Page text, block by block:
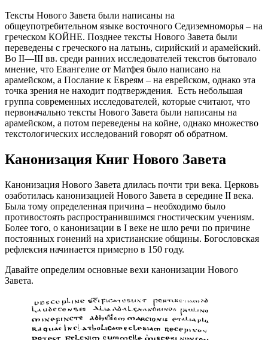
Тексты Нового Завета были написаны на
общеупотребительном языке восточного Седиземноморья – на
греческом КОЙНЕ. Позднее тексты Нового Завета были
переведены с греческого на латынь, сирийский и арамейский.
Во II—III вв. среди ранних исследователей текстов бытовало
мнение, что Евангелие от Матфея было написано на
арамейском, а Послание к Евреям – на еврейском, однако эта
точка зрения не находит подтверждения. Есть небольшая
группа современных исследователей, которые считают, что
первоначально тексты Нового Завета были написаны на
арамейском, а потом переведены на койне, однако множество
текстологических исследований говорят об обратном.
Канонизация Книг Нового Завета
Канонизация Нового Завета длилась почти три века. Церковь
озаботилась канонизацией Нового Завета в середине II века.
Была тому определенная причина – необходимо было
противостоять распространившимся гностическим учениям.
Более того, о канонизации в I веке не шло речи по причине
постоянных гонений на христианские общины. Богословская
рефлексия начинается примерно в 150 году.
Давайте определим основные вехи канонизации Нового
Завета.